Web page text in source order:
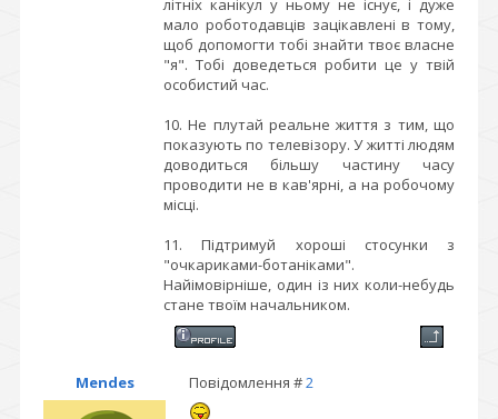
літніх канікул у ньому не існує, і дуже
мало роботодавців зацікавлені в тому,
щоб допомогти тобі знайти твоє власне
"я". Тобі доведеться робити це у твій
особистий час.
10. Не плутай реальне життя з тим, що
показують по телевізору. У житті людям
доводиться більшу частину часу
проводити не в кав'ярні, а на робочому
місці.
11. Підтримуй хороші стосунки з
"очкариками-ботаніками".
Найімовірніше, один із них коли-небудь
стане твоїм начальником.
Mendes Повідомлення #2